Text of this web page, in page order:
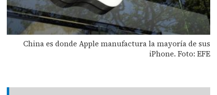
China es donde Apple manufactura la mayoría de sus
iPhone. Foto: EFE